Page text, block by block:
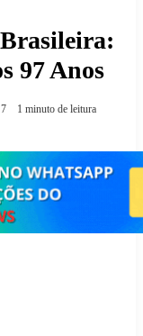
97 Anos
7 1 minuto de leitura